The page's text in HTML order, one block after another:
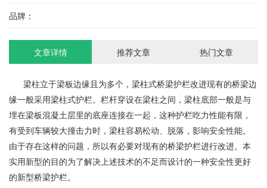
品牌：
文章详情 推荐文章 热门文章
梁柱立于梁板边缘且为多个，梁柱式桥梁护栏改进现有的桥梁边
缘一般采用梁柱式护栏。栏杆穿设在梁柱之间，梁柱底部一般是与
埋在梁板混凝土层里的底座连接在一起，这种护栏吃力性能有限，
有受到车辆较大撞击力时，梁柱容易松动、脱落，影响安全性能。
由于存在这样的问题，所以有必要对现有的桥梁护栏进行改进。本
实用新型的目的为了解决上述技术的不足而设计的一种安全性更好
的新型桥梁护栏。